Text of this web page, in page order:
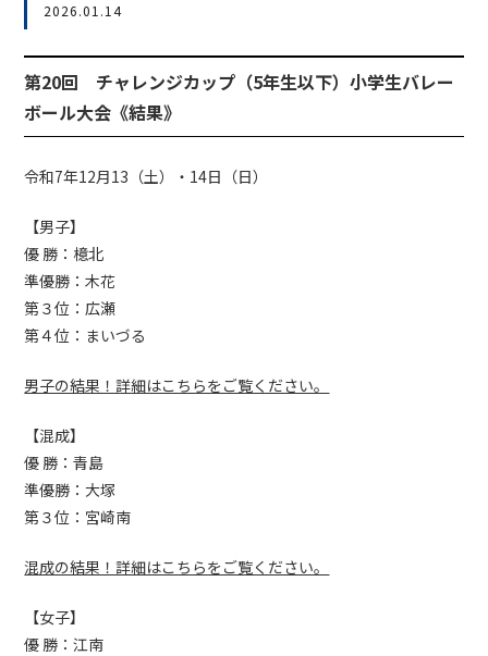
2026.01.14
第20回 チャレンジカップ（5年生以下）小学生バレー
ボール大会《結果》
令和7年12月13（土）・14日（日）
【男子】
優 勝：檍北
準優勝：木花
第３位：広瀬
第４位：まいづる
男子の結果！詳細はこちらをご覧ください。
【混成】
優 勝：青島
準優勝：大塚
第３位：宮崎南
混成の結果！詳細はこちらをご覧ください。
【女子】
優 勝：江南